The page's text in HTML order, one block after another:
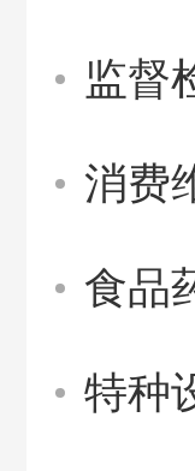
监督
消费
食品
特种